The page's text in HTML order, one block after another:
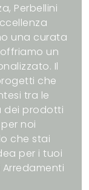
Perbellini
una curata
un
Il
che
tra le
dei prodotti
noi
che stai
per i tuoi